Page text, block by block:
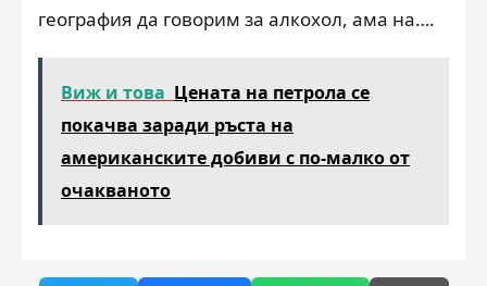
география да говорим за алкохол, ама на….
Виж и това Цената на петрола се
покачва заради ръста на
американските добиви с по-малко от
очакваното